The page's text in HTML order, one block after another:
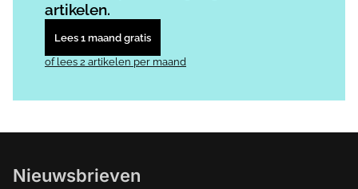
artikelen.
Lees 1 maand gratis
of lees 2 artikelen per maand
Nieuwsbrieven